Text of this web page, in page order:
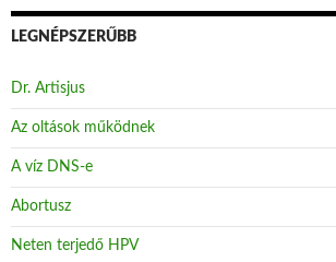
LEGNÉPSZERŰBB
Dr. Artisjus
Az oltások működnek
A víz DNS-e
Abortusz
Neten terjedő HPV